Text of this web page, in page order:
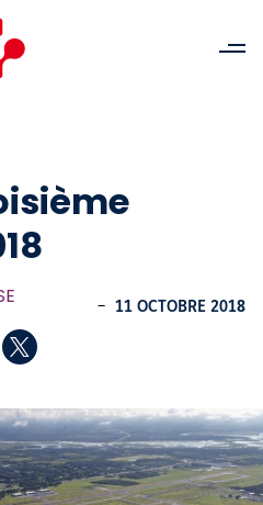
- 11 OCTOBRE 2018